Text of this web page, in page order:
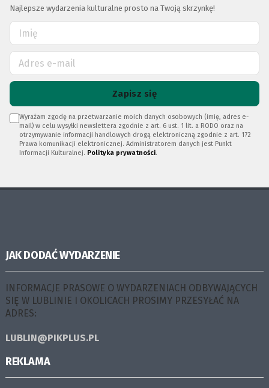
Najlepsze wydarzenia kulturalne prosto na Twoją skrzynkę!
Zapisz się
Wyrażam zgodę na przetwarzanie moich danych osobowych (imię, adres e-
mail) w celu wysyłki newslettera zgodnie z art. 6 ust. 1 lit. a RODO oraz na
otrzymywanie informacji handlowych drogą elektroniczną zgodnie z art. 172
Prawa komunikacji elektronicznej. Administratorem danych jest Punkt
Informacji Kulturalnej. Polityka prywatności.
JAK DODAĆ WYDARZENIE
INFORMACJE PRASOWE O WYDARZENIACH ODBYWAJĄCYCH
SIĘ W LUBLINIE I OKOLICACH PROSIMY PRZESYŁAĆ NA
ADRES:
LUBLIN@PIKPLUS.PL
REKLAMA